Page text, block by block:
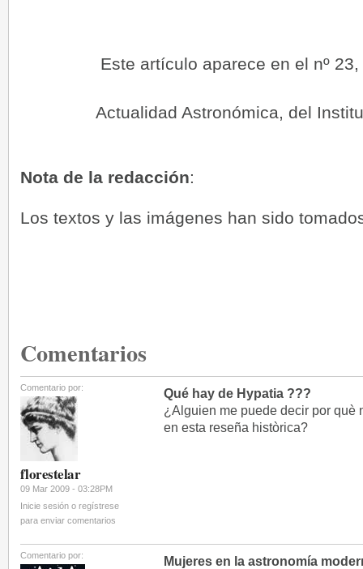
Este artículo aparece en el nº
Actualidad Astronómica, del
Nota de la redacción:
Los textos y las imágenes han sido
Comentarios
Comentario por:
florestelar
09 Mar 2009 - 03:28PM
Inicie sesión o regístrese
para enviar comentarios
Qué hay de Hypatia ???
¿Alguien me puede decir por què
en esta reseña històrica?
Comentario por:
Mujeres en la astronomía